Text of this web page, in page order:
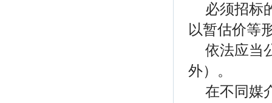
必须招标
以暂估价等
依法应当
外）。
在不同媒